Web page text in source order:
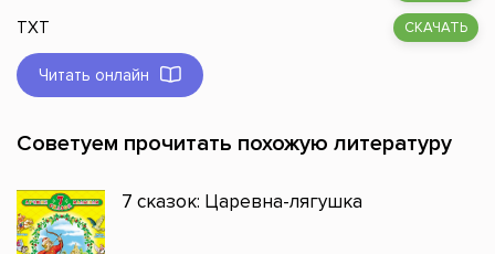
TXT СКАЧАТЬ
Читать онлайн
Советуем прочитать похожую литературу
7 сказок: Царевна-лягушка